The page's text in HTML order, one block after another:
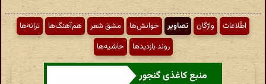
اطّلاعات واژگان تصاویر خوانش‌ها مشق شعر هم‌آهنگ‌ها
ترانه‌ها
روند بازدیدها
حاشیه‌ها
منبع کاغذی گنجور